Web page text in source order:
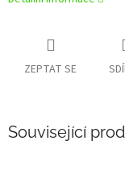
ZEPTAT SE
Související